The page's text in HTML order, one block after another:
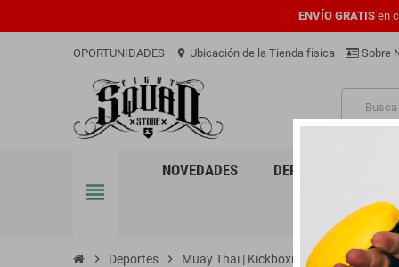
ENVÍO GRATIS en
OPORTUNIDADES location_on Ubicación de la Tienda física Sobre
view_headline
NOVEDADES DEPORTES
chevron_right Deportes chevron_right Muay Thai | Kickboxing